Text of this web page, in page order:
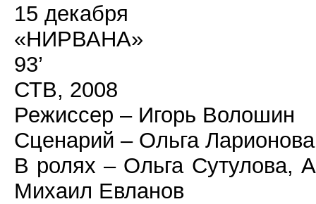
15 декабря
«НИРВАНА»
93’
СТВ, 2008
Режиссер – Игорь Волошин
Сценарий – Ольга Ларионова
В ролях – Ольга Сутулова,
Михаил Евланов